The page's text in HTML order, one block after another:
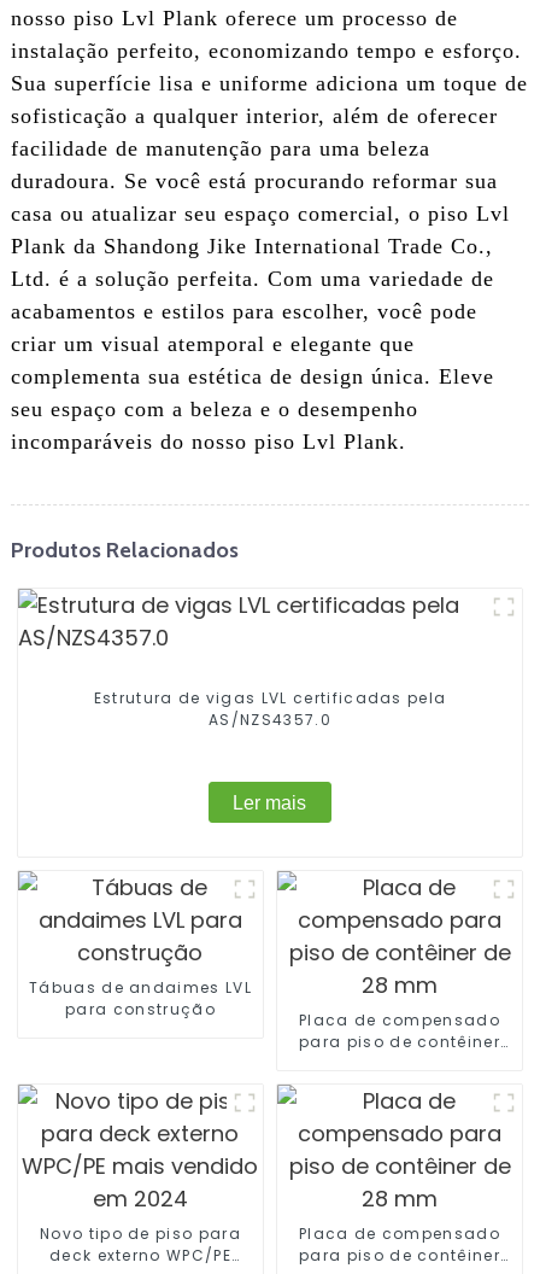
nosso piso Lvl Plank oferece um processo de
instalação perfeito, economizando tempo e esforço.
Sua superfície lisa e uniforme adiciona um toque de
sofisticação a qualquer interior, além de oferecer
facilidade de manutenção para uma beleza
duradoura. Se você está procurando reformar sua
casa ou atualizar seu espaço comercial, o piso Lvl
Plank da Shandong Jike International Trade Co.,
Ltd. é a solução perfeita. Com uma variedade de
acabamentos e estilos para escolher, você pode
criar um visual atemporal e elegante que
complementa sua estética de design única. Eleve
seu espaço com a beleza e o desempenho
incomparáveis ​​do nosso piso Lvl Plank.
Produtos Relacionados
Estrutura de vigas LVL certificadas pela
AS/NZS4357.0
Ler mais
Tábuas de andaimes LVL
para construção
Placa de compensado
para piso de contêiner
Novo tipo de piso para
deck externo WPC/PE
Placa de compensado
para piso de contêiner